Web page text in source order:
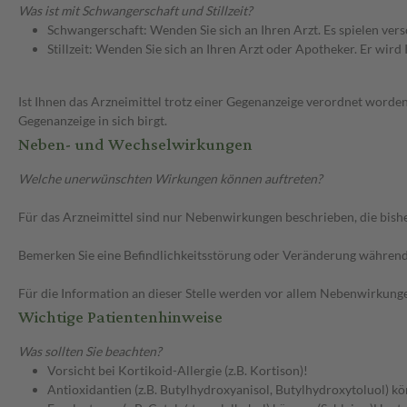
Was ist mit Schwangerschaft und Stillzeit?
Schwangerschaft: Wenden Sie sich an Ihren Arzt. Es spielen
Stillzeit: Wenden Sie sich an Ihren Arzt oder Apotheker. Er
Ist Ihnen das Arzneimittel trotz einer Gegenanzeige verordnet
Gegenanzeige in sich birgt.
Neben- und Wechselwirkungen
Welche unerwünschten Wirkungen können auftreten?
Für das Arzneimittel sind nur Nebenwirkungen beschrieben, die
Bemerken Sie eine Befindlichkeitsstörung oder Veränderung
Für die Information an dieser Stelle werden vor allem
Wichtige Patientenhinweise
Was sollten Sie beachten?
Vorsicht bei Kortikoid-Allergie (z.B. Kortison)!
Antioxidantien (z.B. Butylhydroxyanisol, Butylhydroxytoluol)